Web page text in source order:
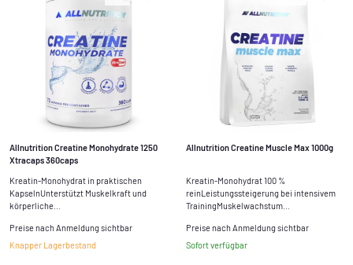
Allnutrition Creatine Monohydrate 1250
Xtracaps 360caps
Kreatin-Monohydrat in praktischen
KapselnUnterstützt Muskelkraft und
körperliche...
Preise nach Anmeldung sichtbar
Knapper Lagerbestand
Allnutrition Creatine Muscle Max 1000g
Kreatin-Monohydrat 100 %
reinLeistungssteigerung bei intensivem
TrainingMuskelwachstum...
Preise nach Anmeldung sichtbar
Sofort verfügbar